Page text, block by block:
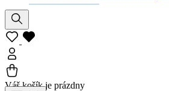
Váš košík je prázdny